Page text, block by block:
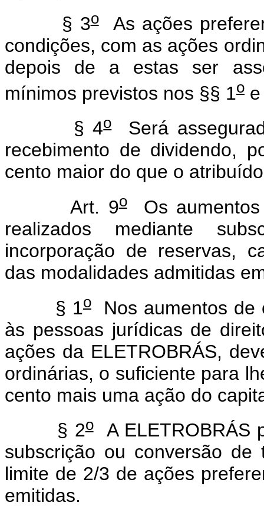
§ 3oAs ações
condições, com as ações
depois de a estas ser
mínimos previstos nos §§ 1o
§ 4oSerá
recebimento de dividendo,
cento maior do que o
Art. 9oOs aumentos
realizados mediante
incorporação de reservas,
das modalidades admitidas
§ 1oNos aumentos de
às pessoas jurídicas de
ações da ELETROBRÁS,
ordinárias, o suficiente para
cento mais uma ação do
§ 2oA ELETROBRÁS
subscrição ou conversão
limite de 2/3 de ações
emitidas.